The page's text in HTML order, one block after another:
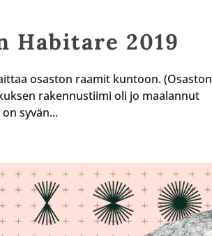
Habitare 2019
osaston raamit kuntoon. (Osaston
rakennustiimi oli jo maalannut
syvän...